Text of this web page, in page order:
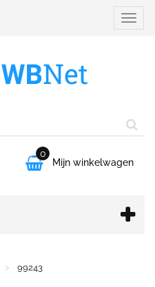

0
Mijn winkelwagen
99243